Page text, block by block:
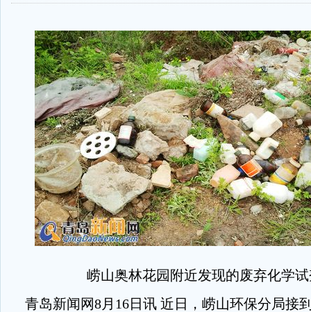
崂山奥林花园附近发现的废弃化学
青岛新闻网8月16日讯 近日，崂山环保分局接